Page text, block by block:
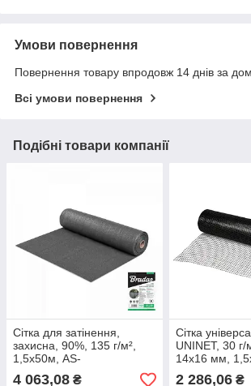
Умови повернення
Повернення товару впродовж 14 днів за
Всі умови повернення
Подібні товари компанії
Сітка для затінення,
захисна, 90%, 135 г/м²,
1,5х50м, AS-
CO13515050GY
4 063,08 ₴
Сітка
UNINET, 30 г/
14х16 мм,
UN3015100
2 286,06₴